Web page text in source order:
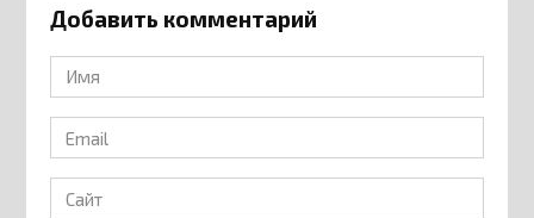
Добавить комментарий
Имя
*
Email
*
Сайт